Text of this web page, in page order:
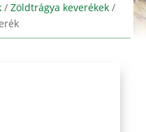
/ Zöldtrágya keverékek/